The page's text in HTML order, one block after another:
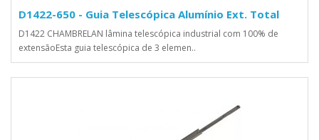
D1422-650 - Guia Telescópica Alumínio Ext. Total
D1422 CHAMBRELAN lâmina telescópica industrial com 100% de
extensãoEsta guia telescópica de 3 elemen..